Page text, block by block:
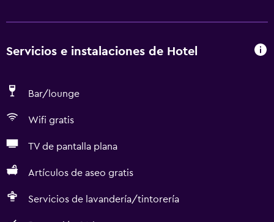
Servicios e instalaciones de Hotel
Bar/lounge
Wifi gratis
TV de pantalla plana
Artículos de aseo gratis
Servicios de lavandería/tintorería